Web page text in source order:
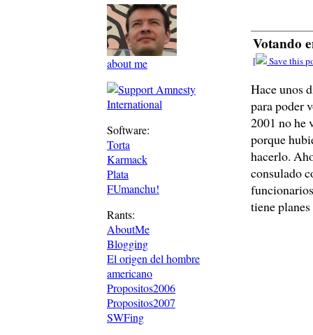
about me
Software:
Torta
Karmack
Plata
FUmanchu!
Rants:
AboutMe
Blogging
El origen del hombre
americano
Propositos2006
Propositos2007
SWFing
Votando
[ Save this
Hace unos
para poder
2001 no he
porque
hacerlo.
consulado
tiene